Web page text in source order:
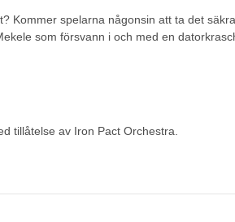
Kommer spelarna någonsin att ta det
som försvann i och med en
tillåtelse av Iron Pact Orchestra.